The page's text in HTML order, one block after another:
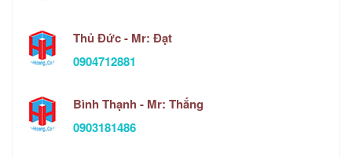
Thủ Đức - Mr: Đạt
0904712881
Bình Thạnh - Mr: Thắng
0903181486